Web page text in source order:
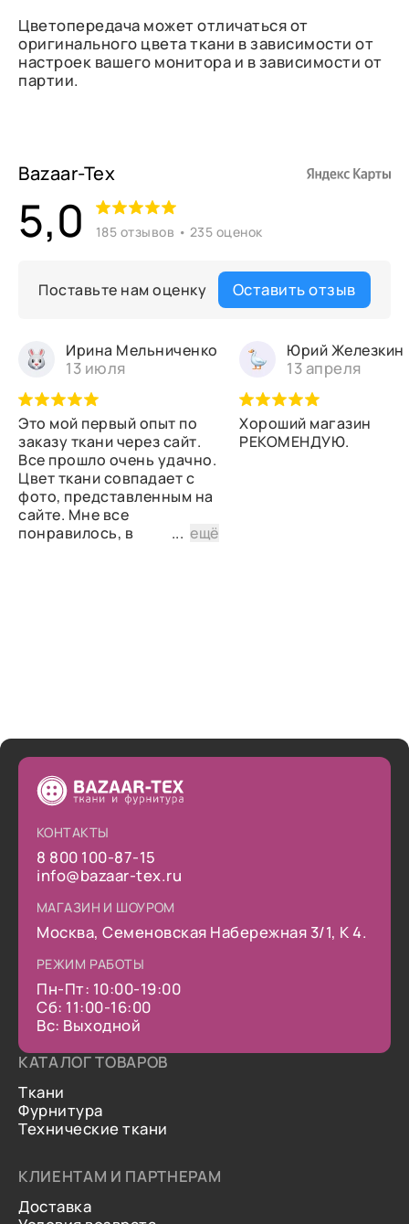
Цветопередача может отличаться от
оригинального цвета ткани в зависимости от
настроек вашего монитора и в зависимости от
партии.
Bazaar-Tex
5,0 185 отзывов • 235 оценок
Поставьте нам оценку Оставить отзыв
Ирина Мельниченко
13 июля
Это мой первый опыт по
заказу ткани через сайт.
Все прошло очень удачно.
Цвет ткани совпадает с
фото, представленным на
сайте. Мне все
понравилось, в
...ещё
Юрий Железкин
13 апреля
Хороший магазин
РЕКОМЕНДУЮ.
КОНТАКТЫ
8 800 100-87-15
info@bazaar-tex.ru
МАГАЗИН И ШОУРОМ
Москва, Семеновская Набережная 3/1, К 4.
РЕЖИМ РАБОТЫ
Пн-Пт: 10:00-19:00
Сб: 11:00-16:00
Вс: Выходной
КАТАЛОГ ТОВАРОВ
Ткани
Фурнитура
Технические ткани
КЛИЕНТАМ И ПАРТНЕРАМ
Доставка